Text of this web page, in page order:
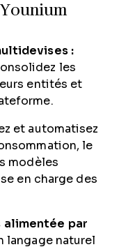
:
les
entités et
et automatisez
le
modèles
en charge des
alimentée par
langage naturel